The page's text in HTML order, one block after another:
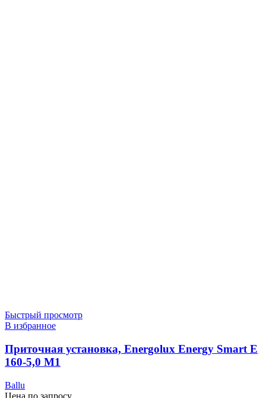
Быстрый просмотр
В избранное
Приточная установка, Energolux Energy Smart E
160-5,0 M1
Ballu
Цена по запросу